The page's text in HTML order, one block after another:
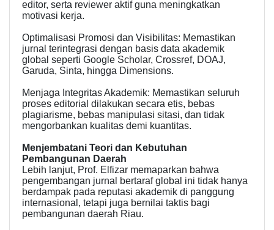
editor, serta reviewer aktif guna meningkatkan
motivasi kerja.
Optimalisasi Promosi dan Visibilitas: Memastikan
jurnal terintegrasi dengan basis data akademik
global seperti Google Scholar, Crossref, DOAJ,
Garuda, Sinta, hingga Dimensions.
Menjaga Integritas Akademik: Memastikan seluruh
proses editorial dilakukan secara etis, bebas
plagiarisme, bebas manipulasi sitasi, dan tidak
mengorbankan kualitas demi kuantitas.
Menjembatani Teori dan Kebutuhan
Pembangunan Daerah
Lebih lanjut, Prof. Elfizar memaparkan bahwa
pengembangan jurnal bertaraf global ini tidak hanya
berdampak pada reputasi akademik di panggung
internasional, tetapi juga bernilai taktis bagi
pembangunan daerah Riau.